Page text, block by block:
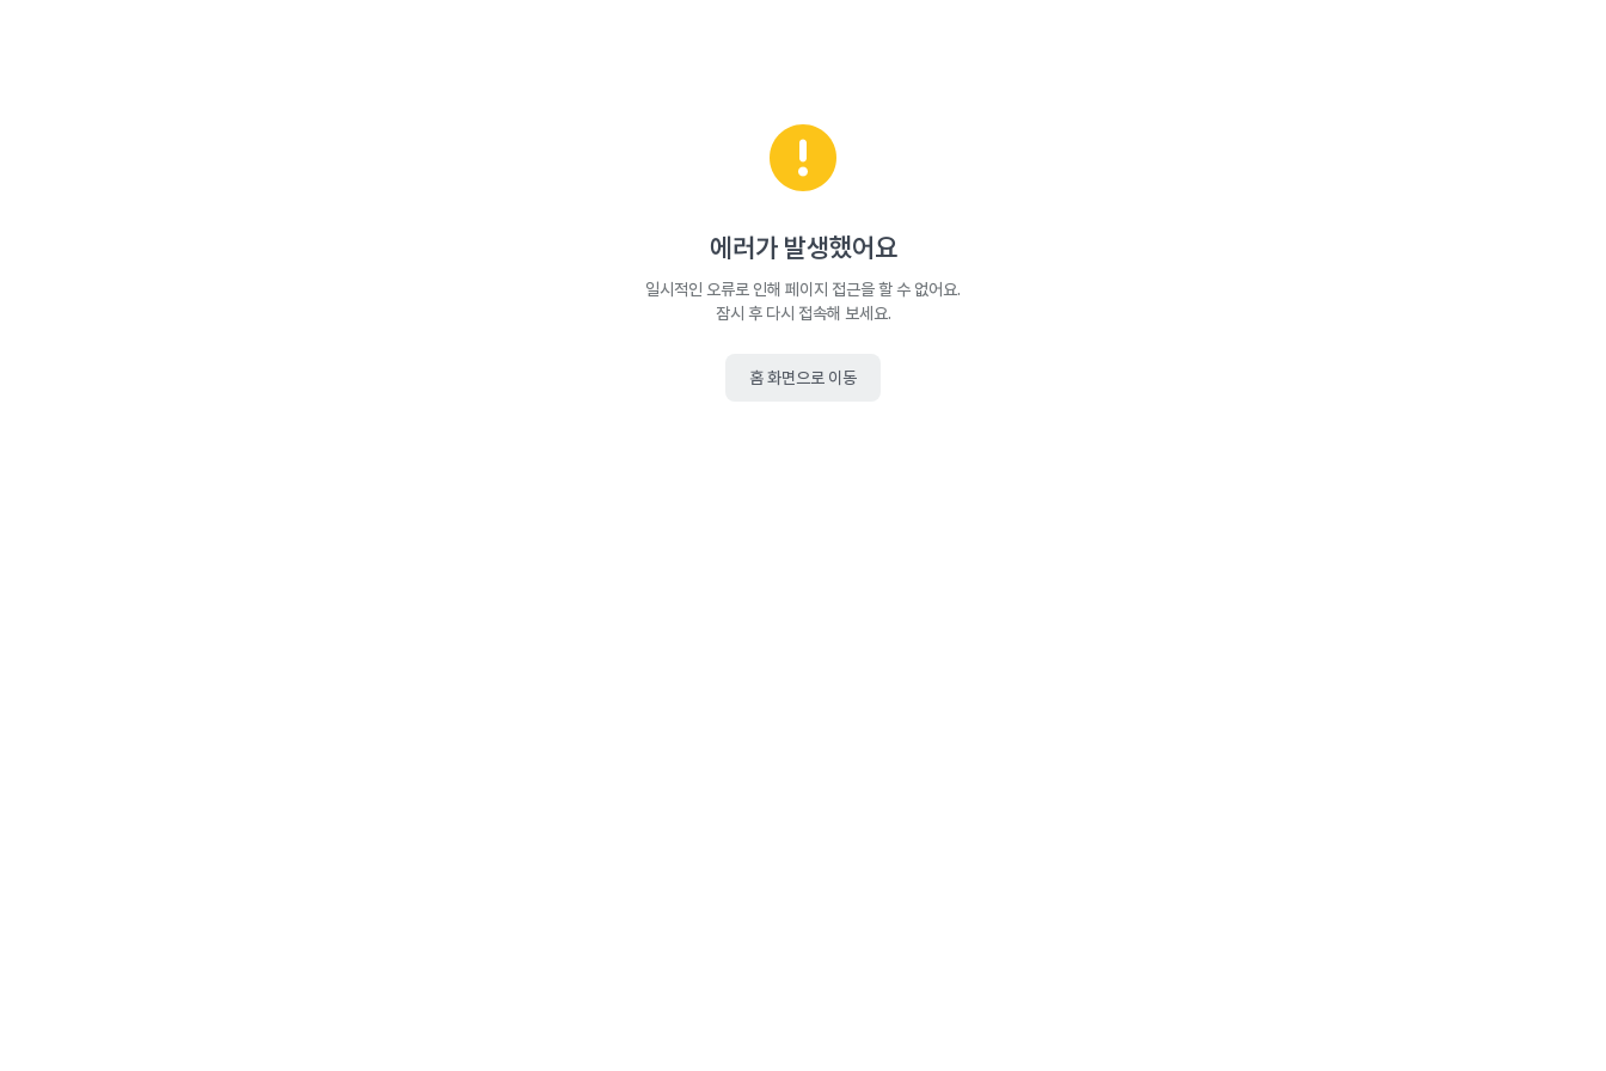
에러가 발생했어요
일시적인 오류로 인해 페이지 접근을 할 수 없어요.
잠시 후 다시 접속해 보세요.
홈 화면으로 이동